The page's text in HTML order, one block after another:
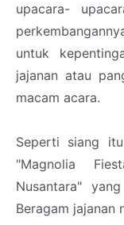
upacara-
untuk
jajanan atau
macam acara.
Seperti siang
"Magnolia
Nusantara"
Beragam jajanan